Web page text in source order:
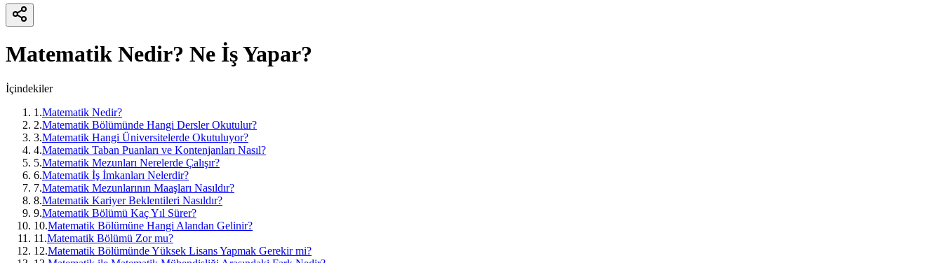
Matematik Nedir? Ne İş Yapar?
İçindekiler
1 .Matematik Nedir?
2.Matematik Bölümünde Hangi Dersler Okutulur?
3.Matematik Hangi Üniversitelerde Okutuluyor?
4.Matematik Taban Puanları ve Kontenjanları Nasıl?
5.Matematik Mezunları Nerelerde Çalışır?
6.Matematik İş İmkanları Nelerdir?
7.Matematik Mezunlarının Maaşları Nasıldır?
8.Matematik Kariyer Beklentileri Nasıldır?
9.Matematik Bölümü Kaç Yıl Sürer?
10.Matematik Bölümüne Hangi Alandan Gelinir?
11 .Matematik Bölümü Zor mu?
12.Matematik Bölümünde Yüksek Lisans Yapmak Gerekir mi?